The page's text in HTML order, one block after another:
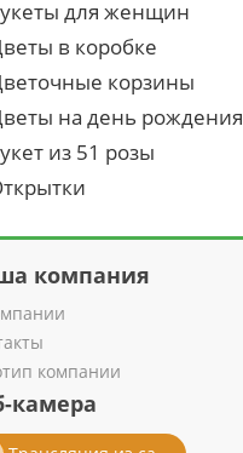
для женщин
в коробке
корзины
на день рождения
из 51 розы
компания
компании
камера